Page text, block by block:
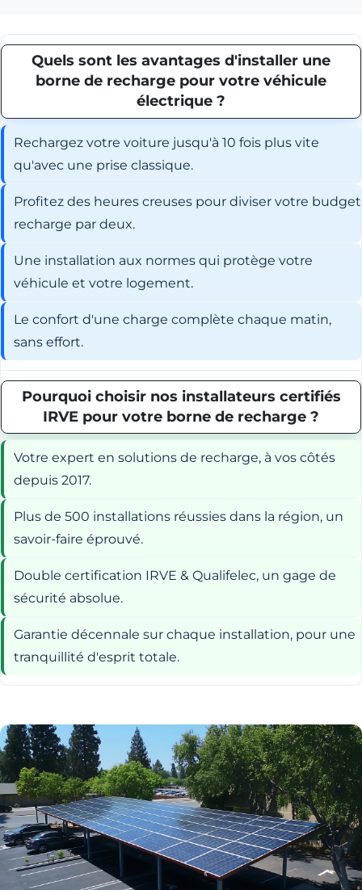
Quels sont les avantages d'installer une
borne de recharge pour votre véhicule
électrique ?
Rechargez votre voiture jusqu'à 10 fois plus vite
qu'avec une prise classique.
Profitez des heures creuses pour diviser votre budget
recharge par deux.
Une installation aux normes qui protège votre
véhicule et votre logement.
Le confort d'une charge complète chaque matin,
sans effort.
Pourquoi choisir nos installateurs certifiés
IRVE pour votre borne de recharge ?
Votre expert en solutions de recharge, à vos côtés
depuis 2017.
Plus de 500 installations réussies dans la région, un
savoir-faire éprouvé.
Double certification IRVE & Qualifelec, un gage de
sécurité absolue.
Garantie décennale sur chaque installation, pour une
tranquillité d'esprit totale.